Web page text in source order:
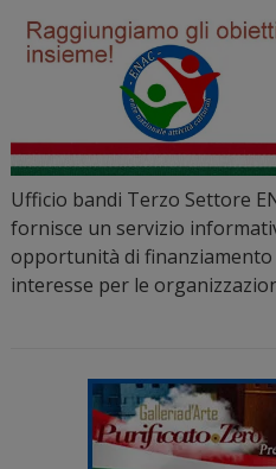
Ufficio bandi Terzo Settore
fornisce un servizio
opportunità di
interesse per le